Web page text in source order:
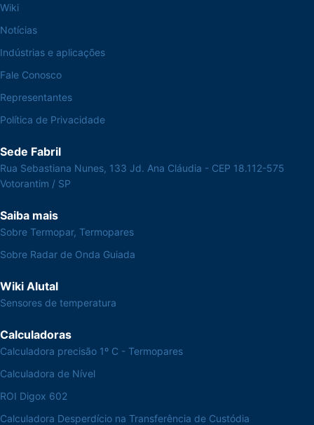
Wiki
Notícias
Indústrias e aplicações
Fale Conosco
Representantes
Política de Privacidade
Sede Fabril
Rua Sebastiana Nunes, 133 Jd. Ana Cláudia - CEP 18.112-575
Votorantim / SP
Saiba mais
Sobre Termopar, Termopares
Sobre Radar de Onda Guiada
Wiki Alutal
Sensores de temperatura
Calculadoras
Calculadora precisão 1º C - Termopares
Calculadora de Nível
ROI Digox 602
Calculadora Desperdício na Transferência de Custódia